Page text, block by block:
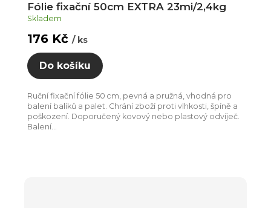
Fólie fixační 50cm EXTRA 23mi/2,4kg
Skladem
176 Kč / ks
Do košíku
Ruční fixační fólie 50 cm, pevná a pružná, vhodná pro
balení balíků a palet. Chrání zboží proti vlhkosti, špíně a
poškození. Doporučený kovový nebo plastový odvíječ.
Balení...